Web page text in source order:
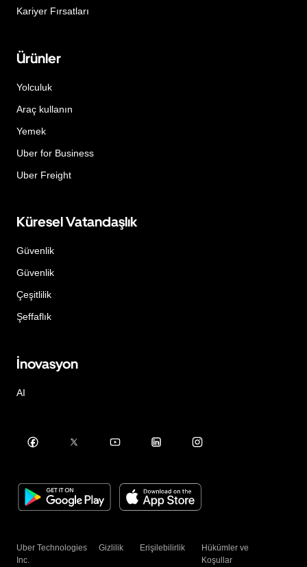
Kariyer Fırsatları
Ürünler
Yolculuk
Araç kullanın
Yemek
Uber for Business
Uber Freight
Küresel Vatandaşlık
Güvenlik
Güvenlik
Çeşitlilik
Şeffaflık
İnovasyon
AI
Uber Technologies
Inc.
Gizlilik Erişilebilirlik
Hükümler ve
Koşullar